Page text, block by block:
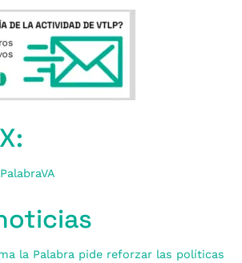
la Palabra pide reforzar las políticas